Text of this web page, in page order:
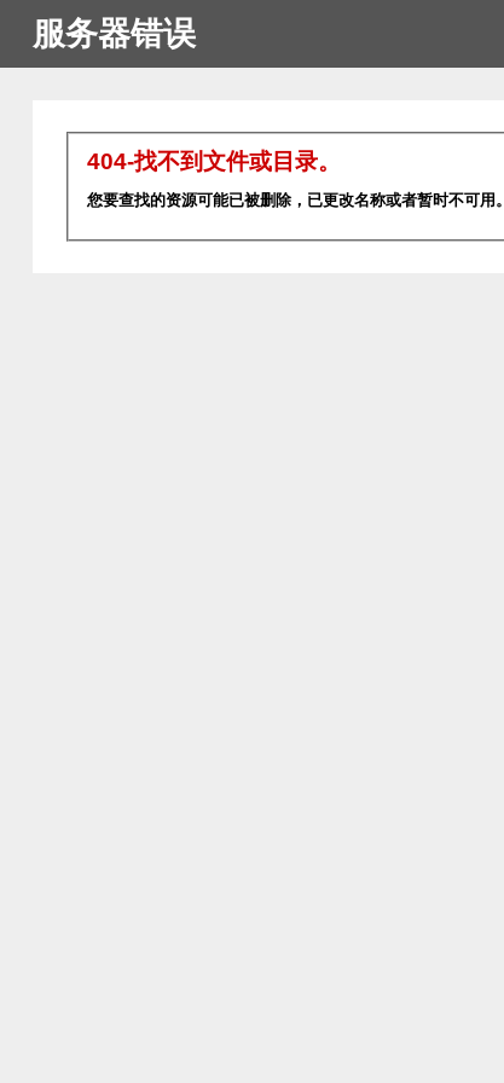
服务器错误
404-找不到文件或目录。
您要查找的资源可能已被删除，已更改名称或者暂时不可用。